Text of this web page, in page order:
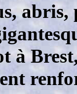
abris,
à